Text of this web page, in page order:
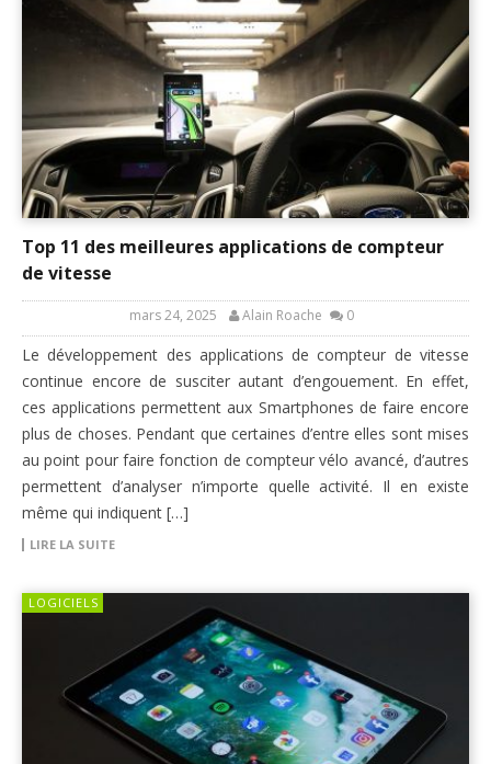
Top 11 des meilleures applications de compteur
de vitesse
mars 24, 2025 Alain Roache 0
Le développement des applications de compteur de vitesse
continue encore de susciter autant d’engouement. En effet,
ces applications permettent aux Smartphones de faire encore
plus de choses. Pendant que certaines d’entre elles sont mises
au point pour faire fonction de compteur vélo avancé, d’autres
permettent d’analyser n’importe quelle activité. Il en existe
même qui indiquent […]
LIRE LA SUITE
LOGICIELS